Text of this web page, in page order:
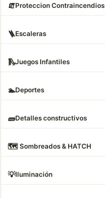
🧯Proteccion Contraincendios
🪜Escaleras
🛝Juegos Infantiles
🏊Deportes
🧱Detalles constructivos
🗺️ Sombreados & HATCH
💡Iluminación